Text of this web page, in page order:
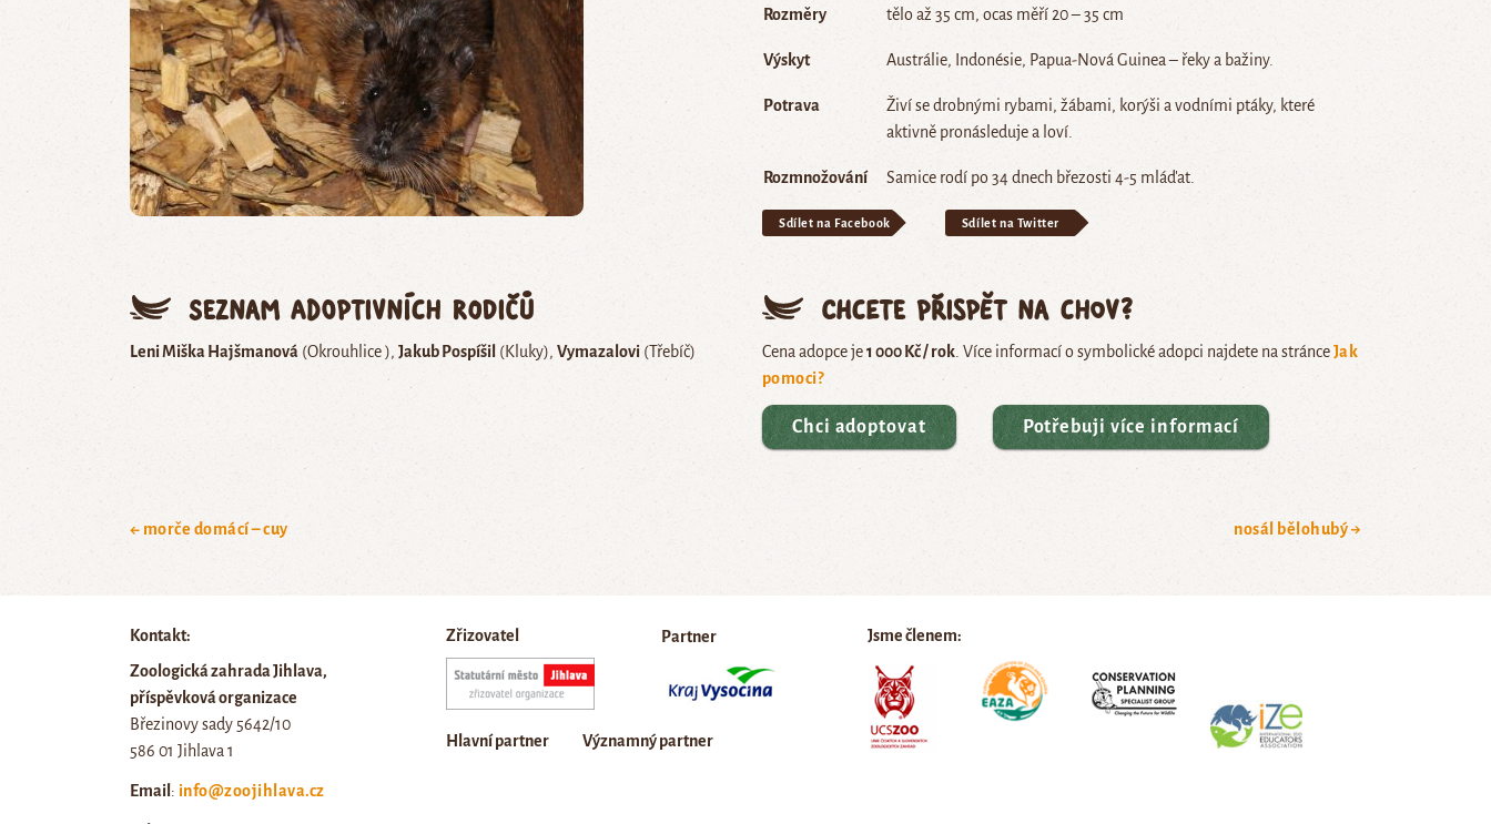
Rozměry tělo až 35 cm, ocas měří 20 – 35 cm
Výskyt Austrálie, Indonésie, Papua-Nová Guinea – řeky a bažiny.
Potrava
Živí se drobnými rybami, žábami, korýši a vodními ptáky, které
aktivně pronásleduje a loví.
Rozmnožování Samice rodí po 34 dnech březosti 4-5 mláďat.
Sdílet na Facebook Sdílet na Twitter
Seznam adoptivních rodičů
Leni Miška Hajšmanová (Okrouhlice ) Jakub Pospíšil (Kluky) Vymazalovi (Třebíč)
Chcete přispět na chov?
Cena adopce je1 000 Kč / rok. Více informací o symbolické adopci najdete na stránceJak
pomoci?
Chci adoptovat Potřebuji více informací
← morče domácí – cuy nosál bělohubý →
Kontakt:
Zoologická zahrada Jihlava,
příspěvková organizace
Březinovy sady 5642/10
586 01 Jihlava 1
Email : info@zoojihlava.cz
Zřizovatel Partner
Hlavní partner Významný partner
Jsme členem: